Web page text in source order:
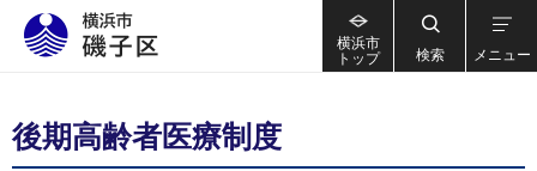
横浜市
トップ
検索 メニュー
後期高齢者医療制度